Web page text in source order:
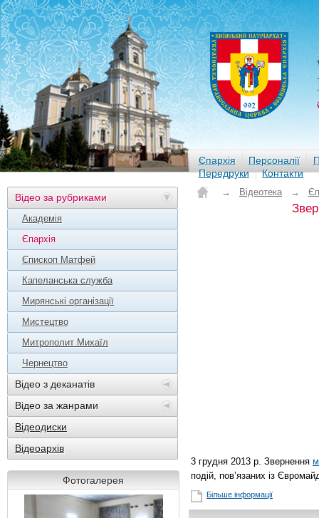
Єпархія Персоналії
Передруки
Контакти
Відео за рубриками
Академія
Єпархія
Єпископ Матфей
Капеланська служба
Мирянські організації
Мистецтво
Митрополит Михаїл
Чернецтво
Відео з деканатів
Відео за жанрами
Відеодиски
Відеоархів
Фотогалерея
→ Відеотека →
3 грудня 2013 р. Звернення
подій, пов’язаних із
Більше інформації